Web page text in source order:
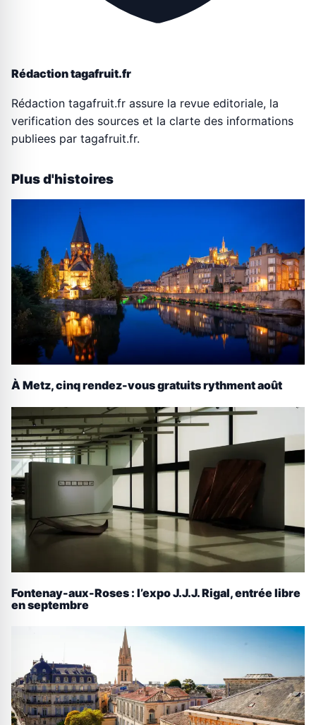
Rédaction tagafruit.fr
Rédaction tagafruit.fr assure la revue editoriale, la
verification des sources et la clarte des informations
publiees par tagafruit.fr.
Plus d'histoires
À Metz, cinq rendez-vous gratuits rythment août
Fontenay-aux-Roses : l’expo J.J.J. Rigal, entrée libre
en septembre